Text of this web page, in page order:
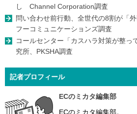
し Channel Corporation調査
問い合わせ前行動、全世代の8割が「
フーコミュニケーションズ調査
コールセンター「カスハラ対策が整
究所、PKSHA調査
記者プロフィール
ECのミカタ編集部
ECのミカタ編集部。